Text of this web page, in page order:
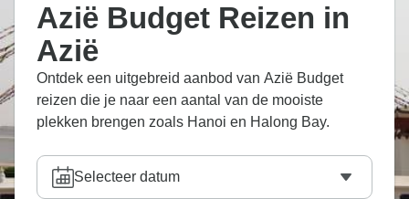
Azië Budget Reizen in
Azië
Ontdek een uitgebreid aanbod van Azië Budget
reizen die je naar een aantal van de mooiste
plekken brengen zoals Hanoi en Halong Bay.
Selecteer datum